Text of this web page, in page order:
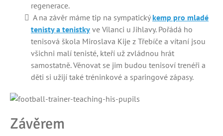
regenerace.
A na závěr máme tip na sympatický kemp pro mladé
tenisty a tenistky ve Vílanci u Jihlavy. Pořádá ho
tenisová škola Miroslava Kije z Třebíče a vítaní jsou
všichni malí tenisté, kteří už zvládnou hrát
samostatně. Věnovat se jim budou tenisoví trenéři a
děti si užijí také tréninkové a sparingové zápasy.
Závěrem